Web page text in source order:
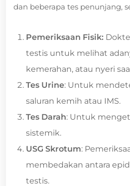
dan beberapa tes penunjang,
Pemeriksaan Fisik:
testis untuk melihat
kemerahan, atau nyeri
Tes Urine: Untuk
saluran kemih atau IMS.
Tes Darah: Untuk
sistemik.
USG Skrotum:
membedakan antara
testis.